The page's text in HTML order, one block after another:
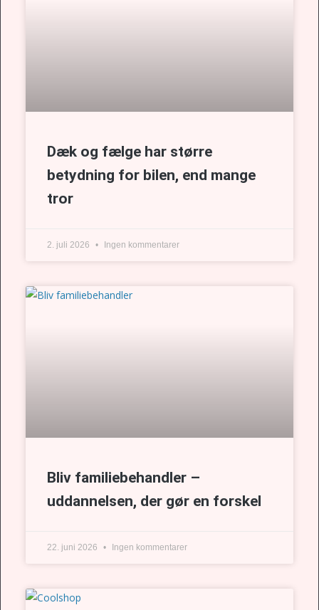
Dæk og fælge har større
betydning for bilen, end mange
tror
2. juli 2026 Ingen kommentarer
Bliv familiebehandler –
uddannelsen, der gør en forskel
22. juni 2026 Ingen kommentarer